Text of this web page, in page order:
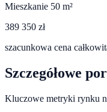
Mieszkanie 50 m²
389 350 zł
szacunkowa cena
Szczegółowe
Kluczowe metryki rynku